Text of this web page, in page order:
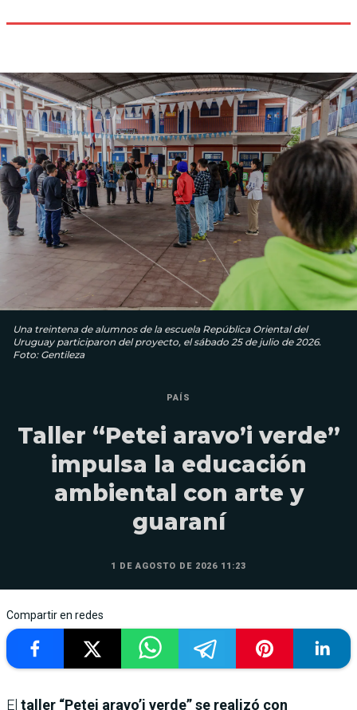
Una treintena de alumnos de la escuela República Oriental del
Uruguay participaron del proyecto, el sábado 25 de julio de 2026.
Foto: Gentileza
PAÍS
Taller “Petei aravo’i verde”
impulsa la educación
ambiental con arte y
guaraní
1 DE AGOSTO DE 2026 11:23
Compartir en redes
El taller “Petei aravo’i verde” se realizó con